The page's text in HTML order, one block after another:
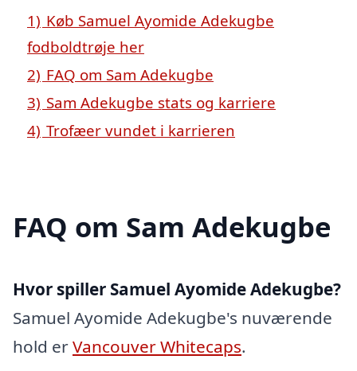
1) Køb Samuel Ayomide Adekugbe
fodboldtrøje her
2) FAQ om Sam Adekugbe
3) Sam Adekugbe stats og karriere
4) Trofæer vundet i karrieren
FAQ om Sam Adekugbe
Hvor spiller Samuel Ayomide Adekugbe?
Samuel Ayomide Adekugbe's nuværende
hold erVancouver Whitecaps.